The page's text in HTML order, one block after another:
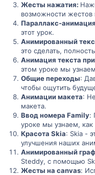
Жесты нажатия:
возможности жестов
Параллакс-анимация
этот урок.
Анимированный
это сделать,
Анимация текста
этом уроке мы
Общие переходы:
чтобы ощутить
Анимации макета:
макета.
Ввод номера Family:
уроке мы узнаем,
Красота Skia: Skia -
улучшения наших
Анимированный
Steddy, с помощью
Жесты на canvas: